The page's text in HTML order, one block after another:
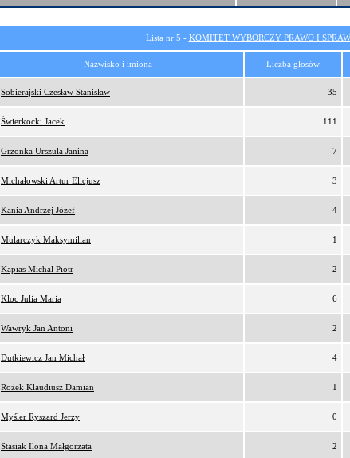
Lista nr 5 - KOMITET WYBORCZY PRAWO I
Nazwisko i imiona Liczba głosów
Sobierajski Czesław Stanisław 35
Świerkocki Jacek 111
Grzonka Urszula Janina 7
Michałowski Artur Elicjusz 3
Kania Andrzej Józef 4
Mularczyk Maksymilian 1
Kapias Michał Piotr 2
Kloc Julia Maria 6
Wawryk Jan Antoni 2
Dutkiewicz Jan Michał 4
Rożek Klaudiusz Damian 1
Myśler Ryszard Jerzy 0
Stasiak Ilona Małgorzata 2